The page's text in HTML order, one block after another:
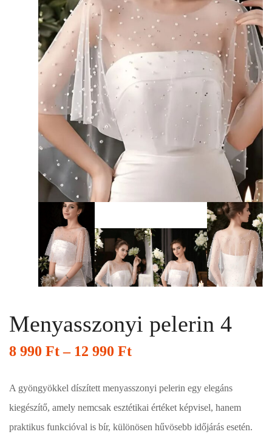
Menyasszonyi pelerin 4
8 990 Ft – 12 990 Ft
A gyöngyökkel díszített menyasszonyi pelerin egy elegáns
kiegészítő, amely nemcsak esztétikai értéket képvisel, hanem
praktikus funkcióval is bír, különösen hűvösebb időjárás esetén.